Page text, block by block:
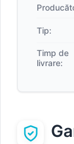
Tip:
Timp de
livrare: